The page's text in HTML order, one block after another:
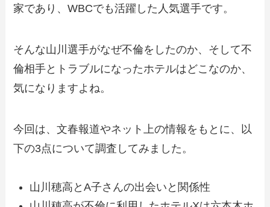
家であり、WBCでも活躍した人気選手です。
そんな山川選手がなぜ不倫をしたのか、そして不
倫相手とトラブルになったホテルはどこなのか、
気になりますよね。
今回は、文春報道やネット上の情報をもとに、以
下の3点について調査してみました。
山川穂高とA子さんの出会いと関係性